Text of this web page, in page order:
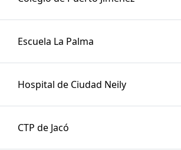
Escuela La Palma
Hospital de Ciudad Neily
CTP de Jacó